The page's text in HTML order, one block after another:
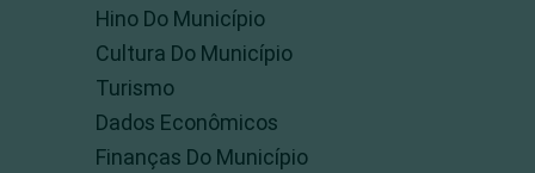
Hino Do Município
Cultura Do Município
Turismo
Dados Econômicos
Finanças Do Município